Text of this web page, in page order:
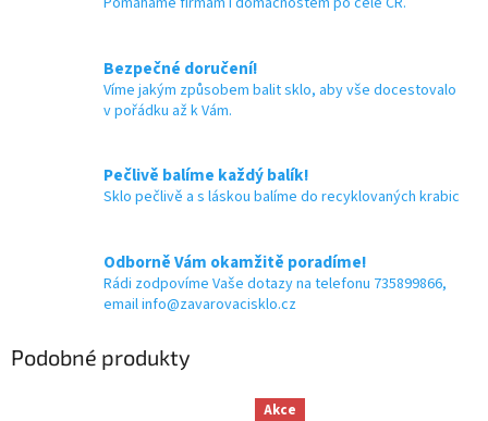
Bezpečné doručení!
Víme jakým způsobem balit sklo, aby vše docestovalo
v pořádku až k Vám.
Pečlivě balíme každý balík!
Sklo pečlivě a s láskou balíme do recyklovaných krabic
Odborně Vám okamžitě poradíme!
Rádi zodpovíme Vaše dotazy na telefonu 735899866,
email info@zavarovacisklo.cz
Podobné produkty
Akce